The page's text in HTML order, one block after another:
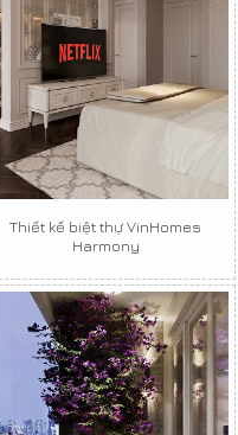
Thiết kế biệt thự VinHomes
Harmony